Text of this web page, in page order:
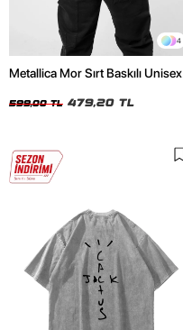
4
Metallica Mor Sırt Baskılı Unisex
599,00 TL 479,20 TL